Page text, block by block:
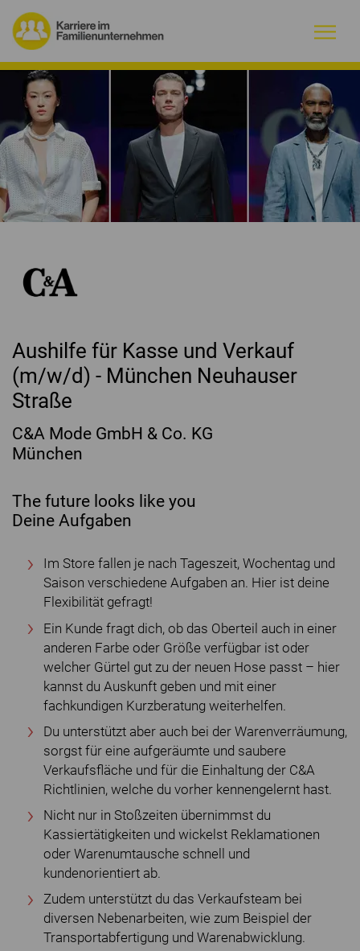
Warum Familienunternehmen?
Firmenprofile
Jobs
Magazin
Initiative
Aushilfe für Kasse und Verkauf
(m/w/d) - München Neuhauser
Straße
C&A Mode GmbH & Co. KG
München
The future looks like you
Deine Aufgaben
Im Store fallen je nach Tageszeit, Wochentag und
Saison verschiedene Aufgaben an. Hier ist deine
Flexibilität gefragt!
Ein Kunde fragt dich, ob das Oberteil auch in einer
anderen Farbe oder Größe verfügbar ist oder
welcher Gürtel gut zu der neuen Hose passt – hier
kannst du Auskunft geben und mit einer
fachkundigen Kurzberatung weiterhelfen.
Du unterstützt aber auch bei der Warenverräumung,
sorgst für eine aufgeräumte und saubere
Verkaufsfläche und für die Einhaltung der C&A
Richtlinien, welche du vorher kennengelernt hast.
Nicht nur in Stoßzeiten übernimmst du
Kassiertätigkeiten und wickelst Reklamationen
oder Warenumtausche schnell und
kundenorientiert ab.
Zudem unterstützt du das Verkaufsteam bei
diversen Nebenarbeiten, wie zum Beispiel der
Transportabfertigung und Warenabwicklung.